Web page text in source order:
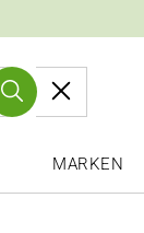
MARKEN